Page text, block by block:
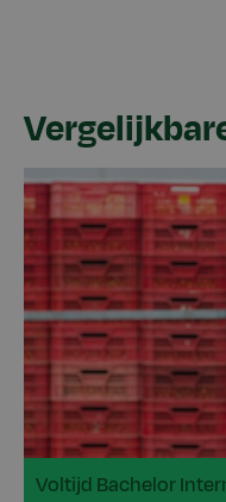
Voltijd Bachelor